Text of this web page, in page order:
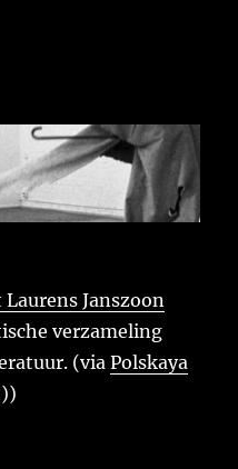
Janszoon
verzameling
(viaPolskaya